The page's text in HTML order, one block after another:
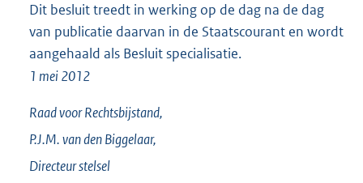
Dit besluit treedt in werking op de dag na de dag
van publicatie daarvan in de Staatscourant en wordt
aangehaald als Besluit specialisatie.
1 mei 2012
Raad voor Rechtsbijstand,
P.J.M. van denBiggelaar,
Directeur stelsel